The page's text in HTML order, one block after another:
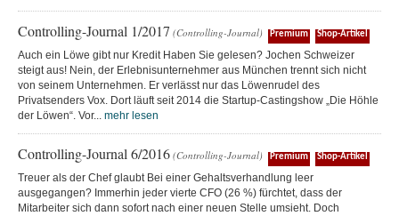
Controlling-Journal 1/2017 (Controlling-Journal) Premium Shop-Artikel
Auch ein Löwe gibt nur Kredit Haben Sie gelesen? Jochen Schweizer
steigt aus! Nein, der Erlebnisunternehmer aus München trennt sich nicht
von seinem Unternehmen. Er verlässt nur das Löwenrudel des
Privatsenders Vox. Dort läuft seit 2014 die Startup-Castingshow „Die Höhle
der Löwen“. Vor... mehr lesen
Controlling-Journal 6/2016 (Controlling-Journal) Premium Shop-Artikel
Treuer als der Chef glaubt Bei einer Gehaltsverhandlung leer
ausgegangen? Immerhin jeder vierte CFO (26 %) fürchtet, dass der
Mitarbeiter sich dann sofort nach einer neuen Stelle umsieht. Doch